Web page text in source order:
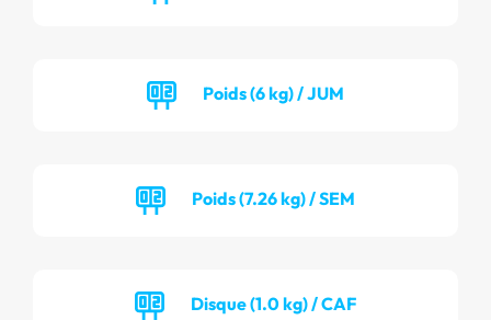
Poids (6 kg) / JUM
Poids (7.26 kg) / SEM
Disque (1.0 kg) / CAF